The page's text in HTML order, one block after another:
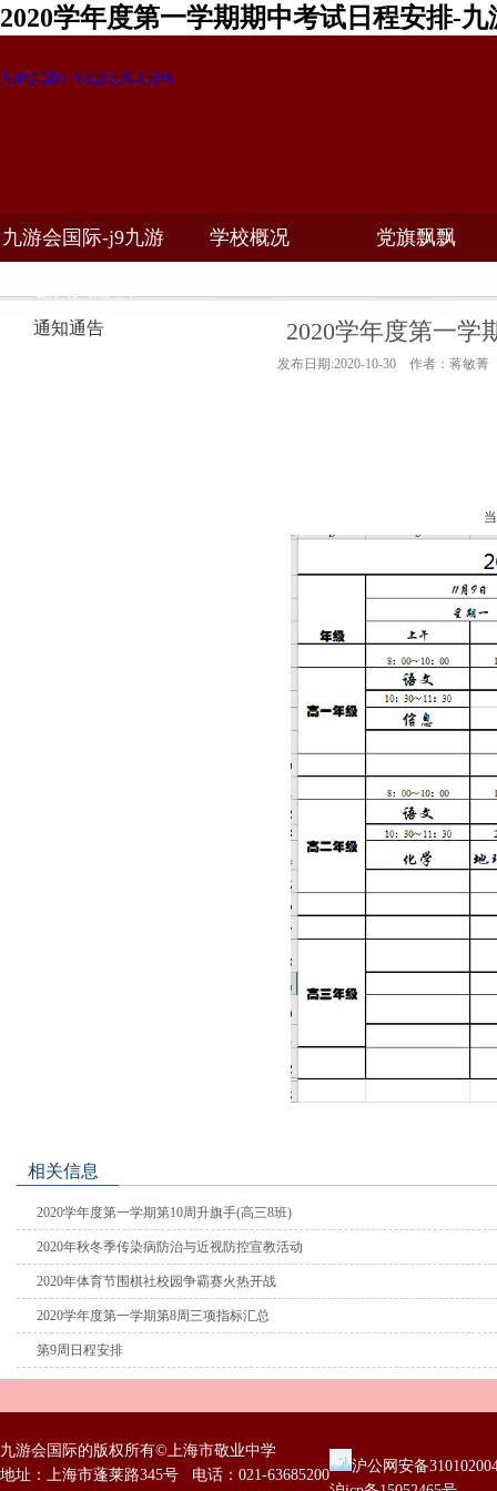
2020学年度第一学期期中考试日程安排-九
九游会国际-j9九游会真人游戏
九游会国际-j9九游 学校概况 党旗飘飘
通知通告 2020学年度第一学
发布日期:2020-10-30 作者：蒋敏菁
相关信息
2020学年度第一学期第10周升旗手(高三8班)
2020年秋冬季传染病防治与近视防控宣教活动
2020年体育节围棋社校园争霸赛火热开战
2020学年度第一学期第8周三项指标汇总
第9周日程安排
九游会国际的版权所有©上海市敬业中学
地址：上海市蓬莱路345号 电话：021-63685200
沪公网安备